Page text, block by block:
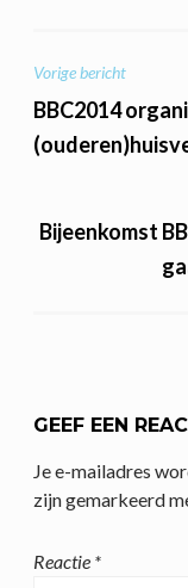
BERICHT
Vorige bericht
BBC2014
Bijeenkomst
GEEF EEN
Je e-mailadres
zijn gemarkeerd
Reactie *